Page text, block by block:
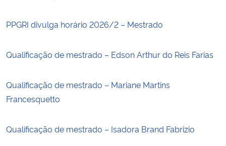
PPGRI divulga horário 2026/2 – Mestrado
Qualificação de mestrado – Edson Arthur do Reis Farias
Qualificação de mestrado – Mariane Martins
Francesquetto
Qualificação de mestrado – Isadora Brand Fabrizio